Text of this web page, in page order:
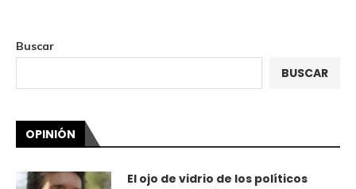
Buscar
BUSCAR
OPINIÓN
El ojo de vidrio de los políticos